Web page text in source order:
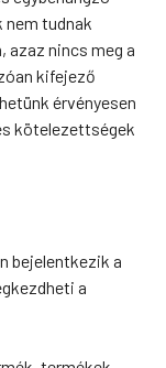
nem tudnak
azaz nincs meg a
kifejező
érvényesen
kötelezettségek
bejelentkezik a
a